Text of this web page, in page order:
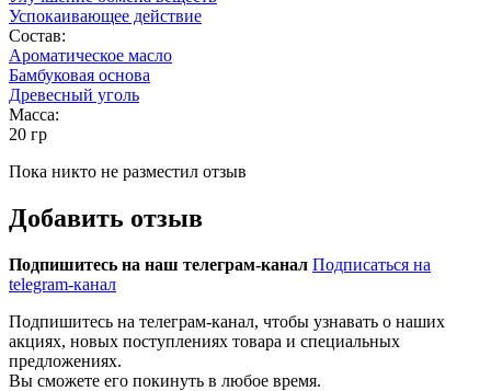
Успокаивающее действие
Состав:
Ароматическое масло
Бамбуковая основа
Древесный уголь
Масса:
20 гр
Пока никто не разместил отзыв
Добавить отзыв
Подпишитесь на наш телеграм-канал Подписаться на
telegram-канал
Подпишитесь на телеграм-канал, чтобы узнавать о наших
акциях, новых поступлениях товара и специальных
предложениях.
Вы сможете его покинуть в любое время.